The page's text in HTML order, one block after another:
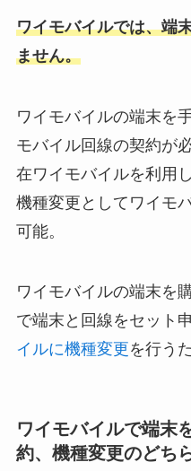
ワイモバイルでは、端
ません。
ワイモバイルの端末を
モバイル回線の契約が
在ワイモバイルを利用
機種変更としてワイモ
可能。
ワイモバイルの端末を
で端末と回線をセット
イルに機種変更を行う
ワイモバイルで端末
約、機種変更のどち